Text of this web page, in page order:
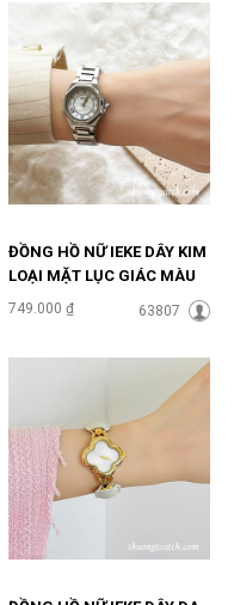
ĐỒNG HỒ NỮ IEKE DÂY KIM
LOẠI MẶT LỤC GIÁC MÀU
TRẮNG ĐHĐ48501
749.000 ₫ 63807